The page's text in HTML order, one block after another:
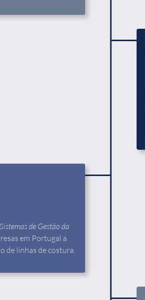
de Gestão da
em Portugal a
de linhas de costura.